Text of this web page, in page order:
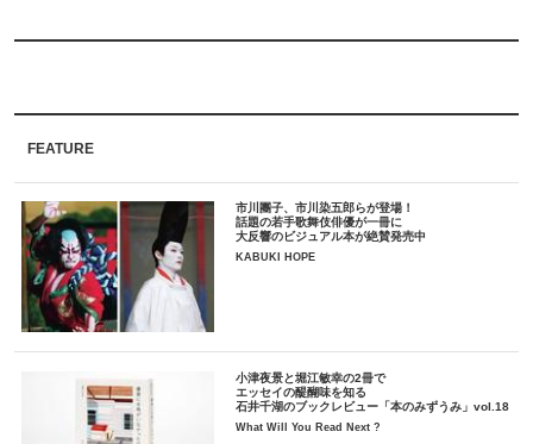
FEATURE
市川團子、市川染五郎らが登場！
話題の若手歌舞伎俳優が一冊に
大反響のビジュアル本が絶賛発売中
KABUKI HOPE
小津夜景と堀江敏幸の2冊で
エッセイの醍醐味を知る
石井千湖のブックレビュー「本のみずうみ」vol.18
What Will You Read Next ?